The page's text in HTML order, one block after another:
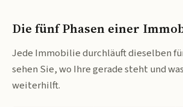
Die fünf Phasen einer
Jede Immobilie durchläuft dieselben
sehen Sie, wo Ihre gerade steht und
weiterhilft.